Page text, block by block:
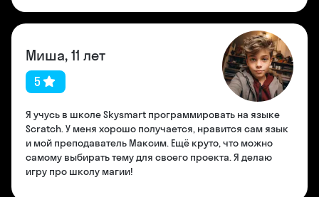
Миша, 11 лет
5
Я учусь в школе Skysmart программировать на языке
Scratch. У меня хорошо получается, нравится сам язык
и мой преподаватель Максим. Ещё круто, что можно
самому выбирать тему для своего проекта. Я делаю
игру про школу магии!